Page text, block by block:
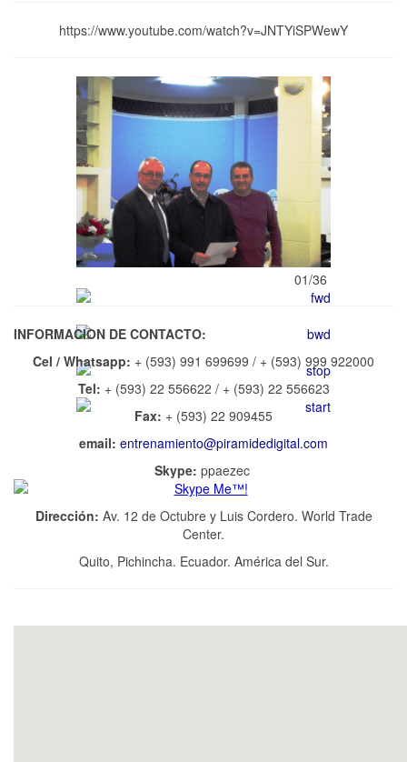
https://www.youtube.com/watch?v=JNTYiSPWewY
01/36
INFORMACION DE CONTACTO:
Cel / Whatsapp: + (593) 991 699699 / + (593) 999 922000
Tel: + (593) 22 556622 / + (593) 22 556623
Fax: + (593) 22 909455
email: entrenamiento@piramidedigital.com
Skype: ppaezec
Dirección: Av. 12 de Octubre y Luis Cordero. World Trade
Center.
Quito, Pichincha. Ecuador. América del Sur.